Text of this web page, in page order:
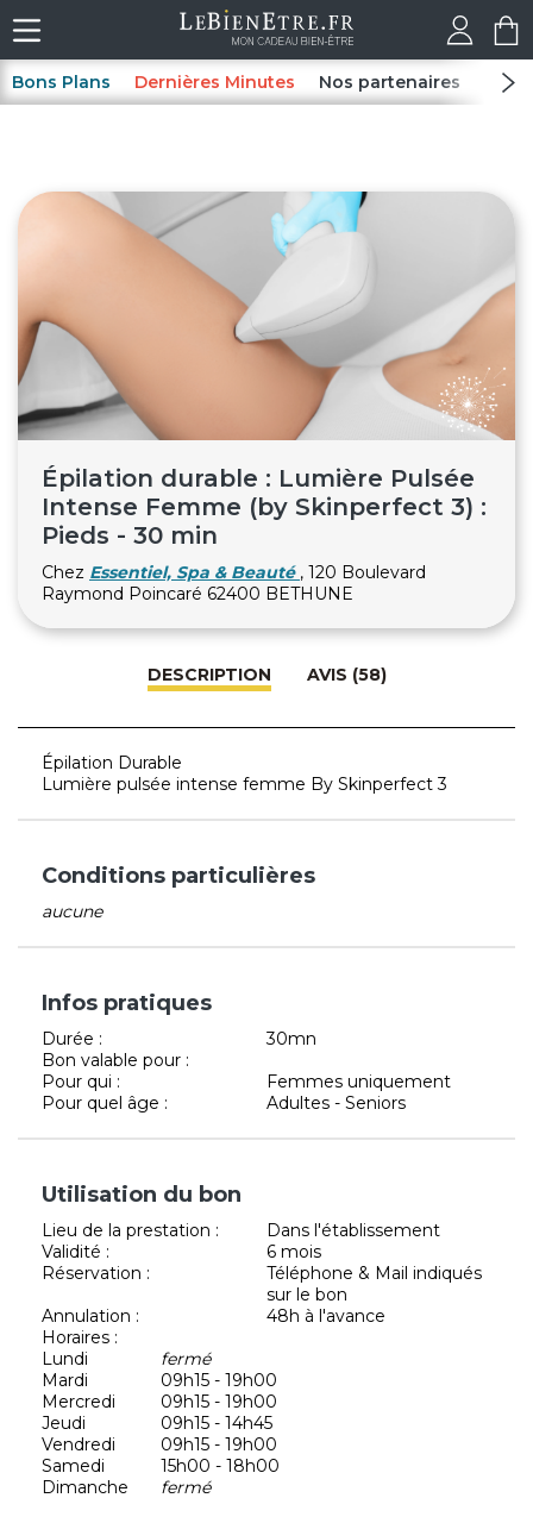
Bons Plans Dernières Minutes Nos partenaires Spas
Épilation durable : Lumière Pulsée
Intense Femme (by Skinperfect 3) :
Pieds - 30 min
Chez Essentiel, Spa & Beauté , 120 Boulevard
Raymond Poincaré 62400 BETHUNE
DESCRIPTION AVIS (58)
Épilation Durable
Lumière pulsée intense femme By Skinperfect 3
Conditions particulières
aucune
Infos pratiques
Durée :
30mn
Bon valable pour :
Pour qui :
Femmes uniquement
Pour quel âge :
Adultes - Seniors
Utilisation du bon
Lieu de la prestation :
Dans l'établissement
Validité :
6 mois
Réservation :
Téléphone & Mail indiqués
sur le bon
Annulation :
48h à l'avance
Horaires :
Lundi
fermé
Mardi
09h15 - 19h00
Mercredi
09h15 - 19h00
Jeudi
09h15 - 14h45
Vendredi
09h15 - 19h00
Samedi
15h00 - 18h00
Dimanche
fermé